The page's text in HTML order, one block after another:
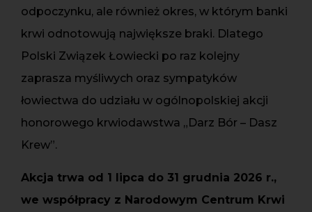
odpoczynku, ale również okres, w którym banki
krwi odnotowują największe braki. Dlatego
Polski Związek Łowiecki po raz kolejny
zaprasza myśliwych oraz sympatyków
łowiectwa do udziału w ogólnopolskiej akcji
honorowego krwiodawstwa „Darz Bór – Dasz
Krew”.
Akcja trwa od 1 lipca do 31 grudnia 2026 r.,
we współpracy z Narodowym Centrum Krwi